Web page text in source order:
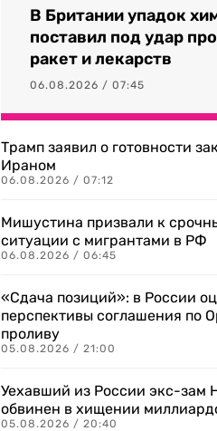
В Британии упадок
поставил под удар
ракет и лекарств
06.08.2026 / 07:45
Трамп заявил о готовности
Ираном
06.08.2026 / 07:12
Мишустина призвали к
ситуации с мигрантами в РФ
06.08.2026 / 06:45
«Сдача позиций»: в России
перспективы соглашения по
проливу
05.08.2026 / 21:00
Уехавший из России экс-зам
обвинен в хищении
05.08.2026 / 20:40